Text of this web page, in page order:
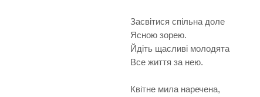
Засвітися спільна доле
Ясною зорею.
Йдіть щасливі молодята
Все життя за нею.
Квітне мила наречена,